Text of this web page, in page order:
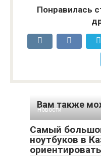
Понравилась
Вам также
Новости
Самый
ноутбуков в